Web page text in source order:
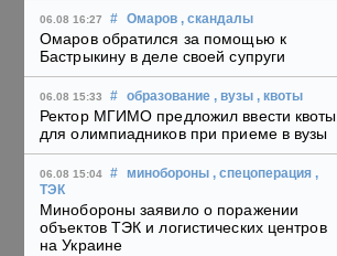
06.08 16:27 # Омаров , скандалы
Омаров обратился за помощью к
Бастрыкину в деле своей супруги
06.08 15:33 # образование , вузы , квоты
Ректор МГИМО предложил ввести квоты
для олимпиадников при приеме в вузы
06.08 15:04 # минобороны , спецоперация ,
ТЭК
Минобороны заявило о поражении
объектов ТЭК и логистических центров
на Украине